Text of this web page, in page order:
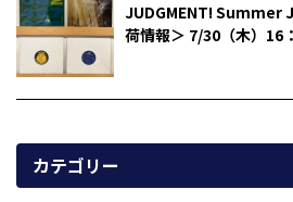
JUDGMENT! Summer
荷情報＞ 7/30（木）16
カテゴリー